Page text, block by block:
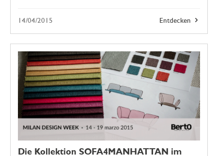
Entdecken
14/04/2015
Die Kollektion SOFA4MANHATTAN im